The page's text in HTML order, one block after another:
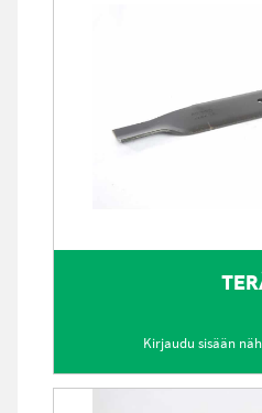
Kirjaudu sisään